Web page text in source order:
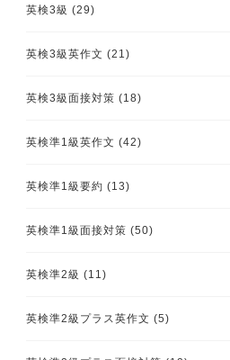
英検3級 (29)
英検3級英作文 (21)
英検3級面接対策 (18)
英検準1級英作文 (42)
英検準1級要約 (13)
英検準1級面接対策 (50)
英検準2級 (11)
英検準2級プラス英作文 (5)